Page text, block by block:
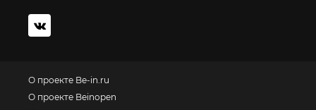
О проекте Be-in.ru
О проекте Beinopen